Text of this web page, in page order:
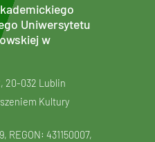
Uniwersytetu
w
20-032 Lublin
Kultury
REGON: 431150007,